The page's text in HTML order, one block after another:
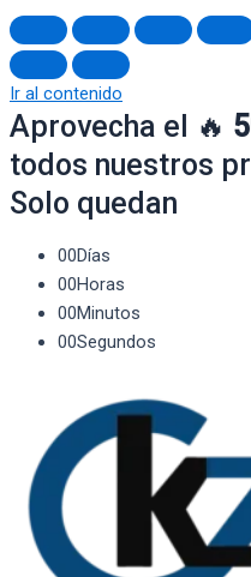
Ir al contenido
Aprovecha el 🔥
todos nuestros
Solo quedan
00Días
00Horas
00Minutos
00Segundos